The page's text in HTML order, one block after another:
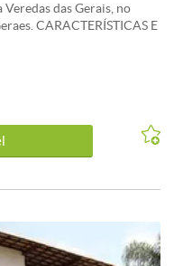
Veredas das Gerais, no
CARACTERÍSTICAS E
de Nova Lima. -
-Licença/
Proprietário estuda
ou Belo Horizonte, de